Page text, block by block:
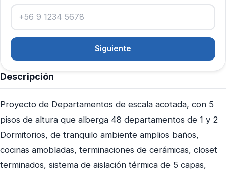
Descripción
Proyecto de Departamentos de escala acotada, con 5
pisos de altura que alberga 48 departamentos de 1 y 2
Dormitorios, de tranquilo ambiente amplios baños,
cocinas amobladas, terminaciones de cerámicas, closet
terminados, sistema de aislación térmica de 5 capas,
Siguiente